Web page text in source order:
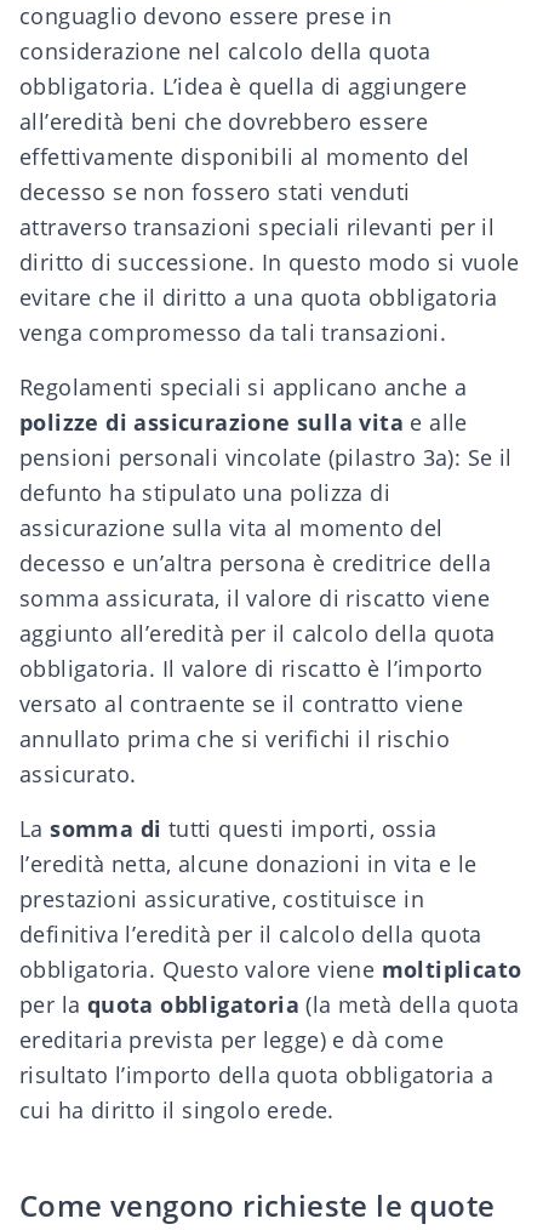
conguaglio devono essere prese in
considerazione nel calcolo della quota
obbligatoria. L’idea è quella di aggiungere
all’eredità beni che dovrebbero essere
effettivamente disponibili al momento del
decesso se non fossero stati venduti
attraverso transazioni speciali rilevanti per il
diritto di successione. In questo modo si vuole
evitare che il diritto a una quota obbligatoria
venga compromesso da tali transazioni.
Regolamenti speciali si applicano anche a
polizze di assicurazione sulla vita e alle
pensioni personali vincolate (pilastro 3a): Se il
defunto ha stipulato una polizza di
assicurazione sulla vita al momento del
decesso e un’altra persona è creditrice della
somma assicurata, il valore di riscatto viene
aggiunto all’eredità per il calcolo della quota
obbligatoria. Il valore di riscatto è l’importo
versato al contraente se il contratto viene
annullato prima che si verifichi il rischio
assicurato.
Lasomma di tutti questi importi, ossia
l’eredità netta, alcune donazioni in vita e le
prestazioni assicurative, costituisce in
definitiva l’eredità per il calcolo della quota
obbligatoria. Questo valore viene moltiplicato
per la quota obbligatoria (la metà della quota
ereditaria prevista per legge) e dà come
risultato l’importo della quota obbligatoria a
cui ha diritto il singolo erede.
Come vengono richieste le quote